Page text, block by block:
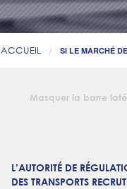
ACCUEIL SI LE MARCHÉ
Masquer la barre
L’AUTORITÉ DE
DES TRANSPORTS